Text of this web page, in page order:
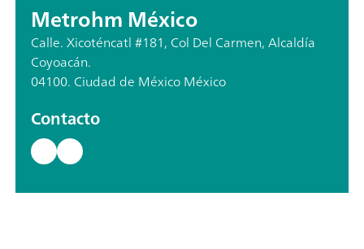
Metrohm México
Calle. Xicoténcatl #181, Col Del Carmen, Alcaldía
Coyoacán.
04100. Ciudad de México México
Contacto